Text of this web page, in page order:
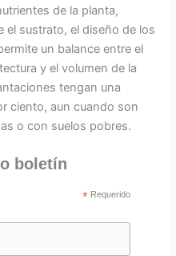
de la planta,
el sustrato, el diseño de los
un balance entre el
y el volumen de la
tengan una
ciento, aun cuando son
o con suelos pobres.
boletín
* Requerido